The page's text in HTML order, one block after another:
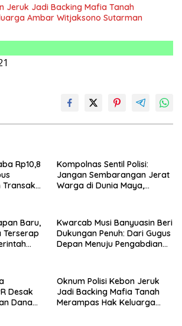
Jeruk Jadi Backing Mafia Tanah
Ambar Witjaksono Sutarman
Rp10,8
Transaksi
Kompolnas Sentil Polisi:
Jangan Sembarangan Jerat
Warga di Dunia Maya,
Baru,
Terserap
Kwarcab Musi Banyuasin Beri
Dukungan Penuh: Dari Gugus
Depan Menuju Pengabdian
Emas Masuk TNI-Polri
Desak
Dana
Oknum Polisi Kebon Jeruk
Jadi Backing Mafia Tanah
Merampas Hak Keluarga